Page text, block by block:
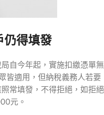
仍得填發
自今年起，實施扣繳憑單無
皆適用，但納稅義務人若要
常填發，不得拒絕，如拒絕
元。